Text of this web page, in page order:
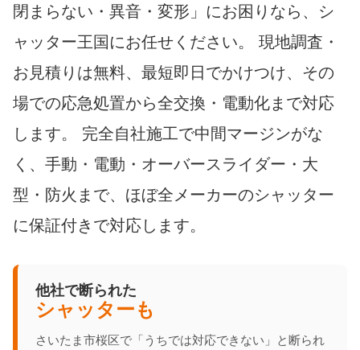
閉まらない・異音・変形」にお困りなら、シ
ャッター王国にお任せください。 現地調査・
お見積りは無料、最短即日でかけつけ、その
場での応急処置から全交換・電動化まで対応
します。 完全自社施工で中間マージンがな
く、手動・電動・オーバースライダー・大
型・防火まで、ほぼ全メーカーのシャッター
に保証付きで対応します。
他社で断られた
シャッターも
さいたま市桜区で「うちでは対応できない」と断られ